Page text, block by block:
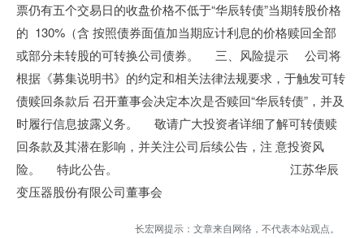
票仍有五个交易日的收盘价格不低于“华辰转债”当期转股价格
的 130%（含 按照债券面值加当期应计利息的价格赎回全部
或部分未转股的可转换公司债券。 三、风险提示 公司将
根据《募集说明书》的约定和相关法律法规要求，于触发可转
债赎回条款后 召开董事会决定本次是否赎回“华辰转债”，并及
时履行信息披露义务。 敬请广大投资者详细了解可转债赎
回条款及其潜在影响，并关注公司后续公告，注 意投资风
险。 特此公告。 江苏华辰
变压器股份有限公司董事会
长宏网提示：文章来自网络，不代表本站观点。